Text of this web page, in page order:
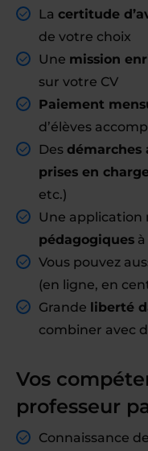
La certitude
de votre choix
Une mission
sur votre CV
Paiement
d’élèves
Des démarches
prises en
etc.)
Une application
pédagogiques
Vous pouvez
(en ligne, en
Grande liberté
combiner avec
Vos
professeur
Connaissance